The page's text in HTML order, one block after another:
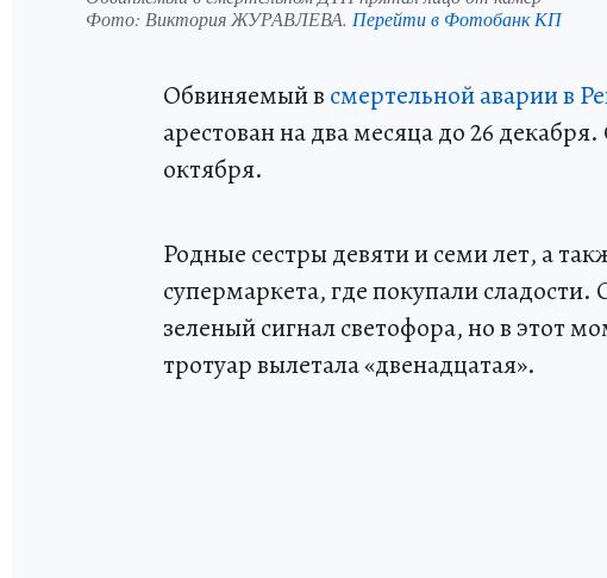
Фото: Виктория ЖУРАВЛЕВА. Перейти в Фотобанк КП
Обвиняемый в смертельной аварии в
арестован на два месяца до 26
октября.
Родные сестры девяти и семи лет, а
супермаркета, где покупали
зеленый сигнал светофора, но в этот
тротуар вылетала «двенадцатая».